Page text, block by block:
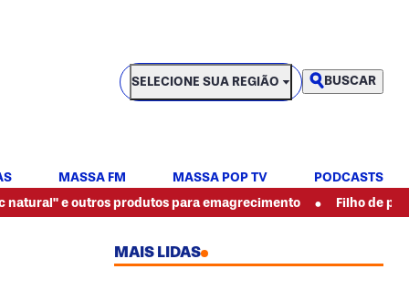
SELECIONE SUA REGIÃO
SELECIONE SUA REGIÃO BUSCAR
MASSA FM MASSA POP TV
PODCASTS
produtos para emagrecimento • Filho de pintor
MAIS LIDAS